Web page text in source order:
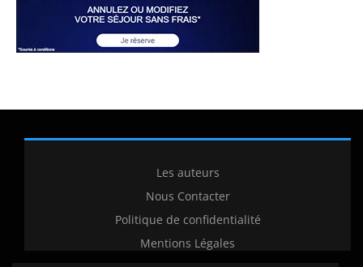
Les auteurs
Nous Contacter
Politique de confidentialité
Mentions Légales